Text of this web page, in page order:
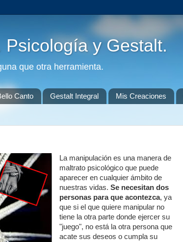
Psicología y Gestalt.
que otra herramienta.
Canto Gestalt Integral Mis Creaciones
La manipulación es una manera de
maltrato psicológico que puede
aparecer en cualquier ámbito de
nuestras vidas. Se necesitan dos
personas para que acontezca, ya
que si el que quiere manipular no
tiene la otra parte donde ejercer su
"juego", no está la otra persona que
acate sus deseos o cumpla su